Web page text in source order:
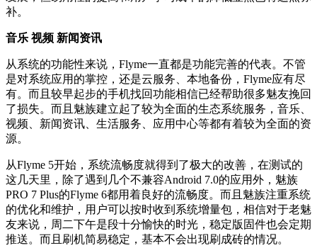
补。
音乐 视频 新闻资讯
从系统的功能性来说，Flyme一直都是功能完善的代表。不管
是对系统应用的掌控，还是云服务、本地备份，Flyme应有尽
有。而且较早起步的手机找回功能相信已经帮助很多魅友挽回
了损失。而且魅族建立起了较为全面的生态系统服务，音乐、
视频、新闻资讯、生活服务、应用中心等都有着较为全面的资
源。
从Flyme 5开始，系统流畅度就得到了极大的改善，在测试的
这几天里，除了遇到几个不兼容Android 7.0的应用外，魅族
PRO 7 Plus的Flyme 6都用着良好的流畅度。而且魅族注重系统
的优化和维护，用户可以按时收到系统增量包，相信对于老魅
友来说，周二下午是段十分愉快的时光，稳定版固件也会定期
推送。而且刷机简易稳定，基本不会出现刷成砖的情况。